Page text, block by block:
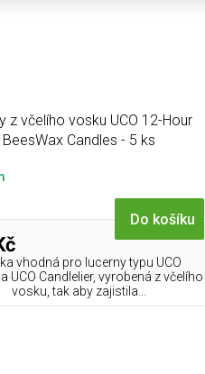
z včelího vosku UCO 12-Hour
BeesWax Candles - 5 ks
Do košíku
vhodná pro lucerny typu UCO
UCO Candlelier, vyrobená z včelího
vosku, tak aby zajistila...